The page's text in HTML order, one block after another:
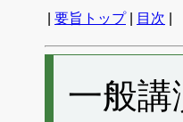
要旨トップ| 目次
一般